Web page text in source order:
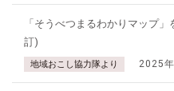
「そうべつまるわかりマップ
訂)
地域おこし協力隊より 2025